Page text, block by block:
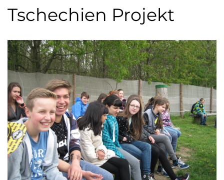
Tschechien Projekt